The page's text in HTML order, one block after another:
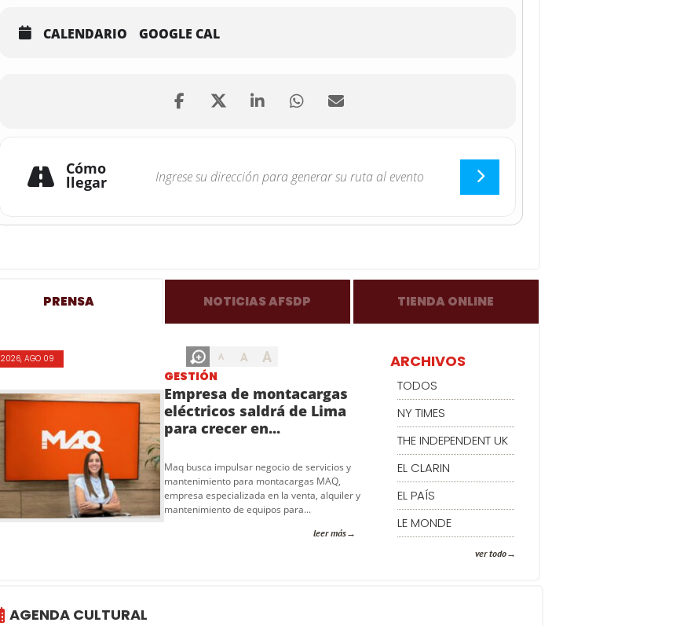
CALENDARIO GOOGLE CAL
Cómo
llegar
PRENSA NOTICIAS AFSDP TIENDA ONLINE
A A A
2026, AGO 09
GESTIÓN
Empresa de montacargas
eléctricos saldrá de Lima
para crecer en...
Maq busca impulsar negocio de servicios y
mantenimiento para montacargas MAQ,
empresa especializada en la venta, alquiler y
mantenimiento de equipos para...
leer más
ARCHIVOS
TODOS
NY TIMES
THE INDEPENDENT UK
EL CLARIN
EL PAÍS
LE MONDE
ver todo
AGENDA CULTURAL